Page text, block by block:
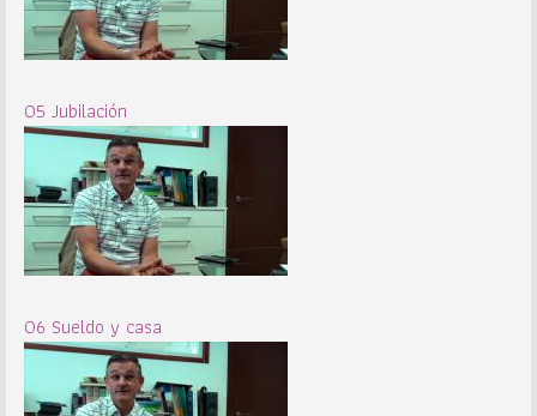
05 Jubilación
06 Sueldo y casa